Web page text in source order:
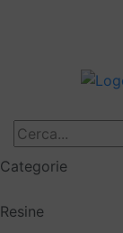
Categorie
Resine